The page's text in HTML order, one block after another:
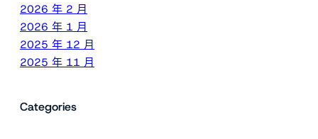
2026 年 2 月
2026 年 1 月
2025 年 12 月
2025 年 11 月
Categories